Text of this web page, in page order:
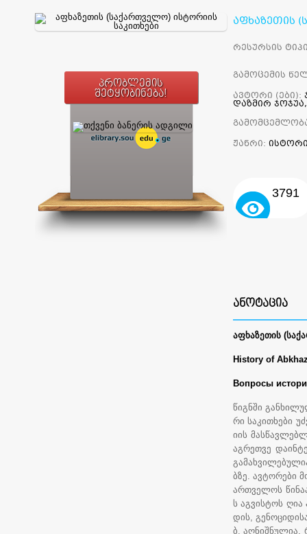
პრობლემის
შეტყობინება!
აფხაზეთის
რესურსის
გამოცემის
ავტორი (ები):
დაზმირ ჯოჯუა,
ჟანრი:
3791
ᲐᲜᲝᲢᲐᲪᲘᲐ
აფხაზეთის
History of
Вопросы
წიგნში
რი საკითხები
იის
აგრეთვე
ბზე. ავტორები
ართველოს
ს აგვისტოს ღია
დის,
ბ. აღნიშნულია,